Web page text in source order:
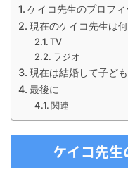
ケイコ先生のプロフィ
現在のケイコ先生は
TV
ラジオ
現在は結婚して子ど
最後に
関連
ケイコ先生